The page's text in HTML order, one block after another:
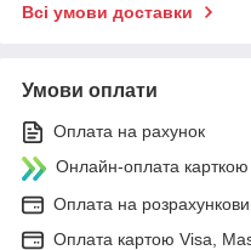
Всі умови доставки
Умови оплати
Оплата на рахунок
Онлайн-оплата
Оплата на
Оплата картою Visa,